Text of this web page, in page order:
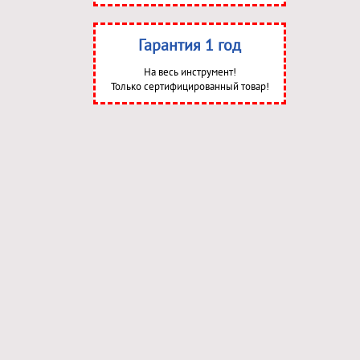
Гарантия 1 год
На весь инструмент!
Только сертифицированный товар!